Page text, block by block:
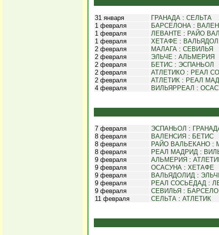
31 января ГРАНАДА : СЕЛЬТА
1 февраля
БАРСЕЛОНА :
1 февраля
ЛЕВАНТЕ : РАЙО
1 февраля
ХЕТАФЕ :
2 февраля
МАЛАГА : СЕВИЛЬЯ
2 февраля
ЭЛЬЧЕ : АЛЬМЕРИЯ
2 февраля
БЕТИС : ЭСПАНЬОЛ
2 февраля
АТЛЕТИКО : РЕАЛ
2 февраля
АТЛЕТИК : РЕАЛ
4 февраля
ВИЛЬЯРРЕАЛ :
7 февраля ЭСПАНЬОЛ :
8 февраля
ВАЛЕНСИЯ : БЕТИС
8 февраля
РАЙО ВАЛЬЕКАНО :
8 февраля
РЕАЛ МАДРИД :
9 февраля
АЛЬМЕРИЯ :
9 февраля
ОСАСУНА : ХЕТАФЕ
9 февраля
ВАЛЬЯДОЛИД :
9 февраля
РЕАЛ СОСЬЕДАД :
9 февраля
СЕВИЛЬЯ :
11 февраля
СЕЛЬТА : АТЛЕТИК